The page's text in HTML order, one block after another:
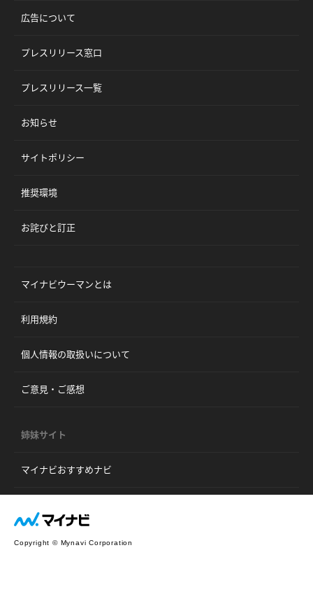
広告について
プレスリリース窓口
プレスリリース一覧
お知らせ
サイトポリシー
推奨環境
お詫びと訂正
マイナビウーマンとは
利用規約
個人情報の取扱いについて
ご意見・ご感想
姉妹サイト
マイナビおすすめナビ
Copyright © Mynavi Corporation